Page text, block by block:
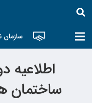
سازمان
اطلاعیه
ساختمان